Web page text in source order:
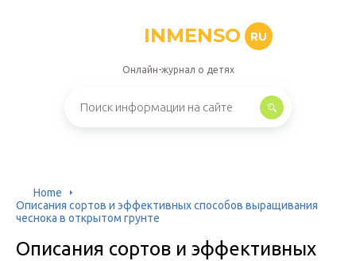
INMENSO RU
Онлайн-журнал о детях
Home
Описания сортов и эффективных способов выращивания
чеснока в открытом грунте
Описания сортов и эффективных